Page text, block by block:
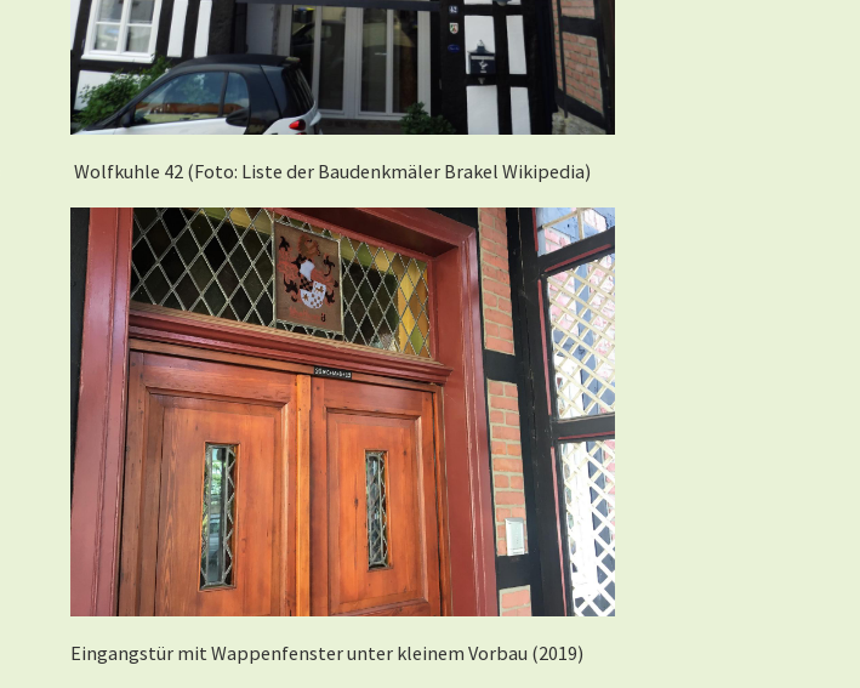
Wolfkuhle 42 (Foto: Liste der Baudenkmäler Brakel Wikipedia)
Eingangstür mit Wappenfenster unter kleinem Vorbau (2019)